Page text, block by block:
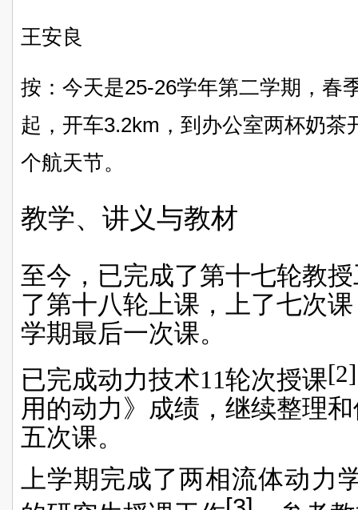
王安良
按：今天是25-26学年第二学期，春
起，开车3.2km，到办公室两杯奶茶
个航天节。
教学、讲义与教材
至今，已完成了第十七轮教
了第十八轮上课，上了七次
学期最后一次课。
已完成动力技术11轮次授课[2]
用的动力》成绩，继续整理
五次课。
上学期完成了两相流体动力